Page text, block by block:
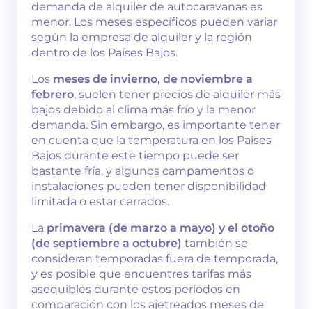
demanda de alquiler de autocaravanas es
menor. Los meses específicos pueden variar
según la empresa de alquiler y la región
dentro de los Países Bajos.
Los meses de invierno, de noviembre a
febrero, suelen tener precios de alquiler más
bajos debido al clima más frío y la menor
demanda. Sin embargo, es importante tener
en cuenta que la temperatura en los Países
Bajos durante este tiempo puede ser
bastante fría, y algunos campamentos o
instalaciones pueden tener disponibilidad
limitada o estar cerrados.
La primavera (de marzo a mayo) y el otoño
(de septiembre a octubre) también se
consideran temporadas fuera de temporada,
y es posible que encuentres tarifas más
asequibles durante estos períodos en
comparación con los ajetreados meses de